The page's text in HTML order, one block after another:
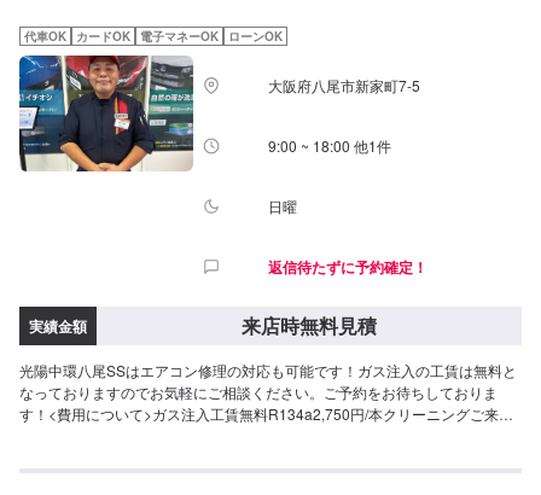
代車OK カードOK 電子マネーOK ローンOK
大阪府八尾市新家町7-5
9:00 ~ 18:00 他1件
日曜
返信待たずに予約確定！
実績金額 来店時無料見積
光陽中環八尾SSはエアコン修理の対応も可能です！ガス注入の工賃は無料と
なっておりますのでお気軽にご相談ください。ご予約をお待ちしておりま
す！<費用について>ガス注入工賃無料R134a2,750円/本クリーニングご来店